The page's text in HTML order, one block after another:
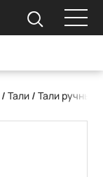
/Тали /Тали ручные